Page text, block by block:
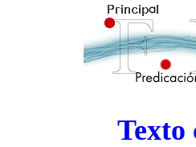
Texto